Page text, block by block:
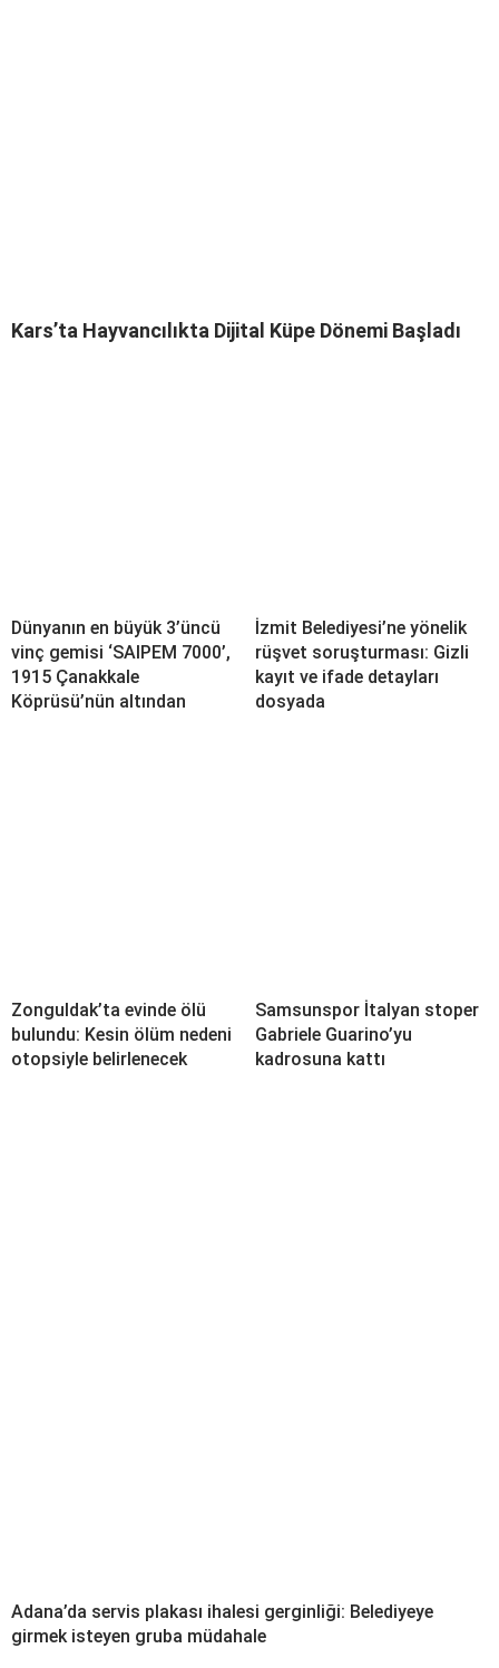
Kars’ta Hayvancılıkta Dijital Küpe Dönemi Başladı
Dünyanın en büyük 3’üncü
vinç gemisi ‘SAIPEM 7000’,
1915 Çanakkale
Köprüsü’nün altından
İzmit Belediyesi’ne yönelik
rüşvet soruşturması: Gizli
kayıt ve ifade detayları
dosyada
Zonguldak’ta evinde ölü
bulundu: Kesin ölüm nedeni
otopsiyle belirlenecek
Samsunspor İtalyan stoper
Gabriele Guarino’yu
kadrosuna kattı
Adana’da servis plakası ihalesi gerginliği: Belediyeye
girmek isteyen gruba müdahale